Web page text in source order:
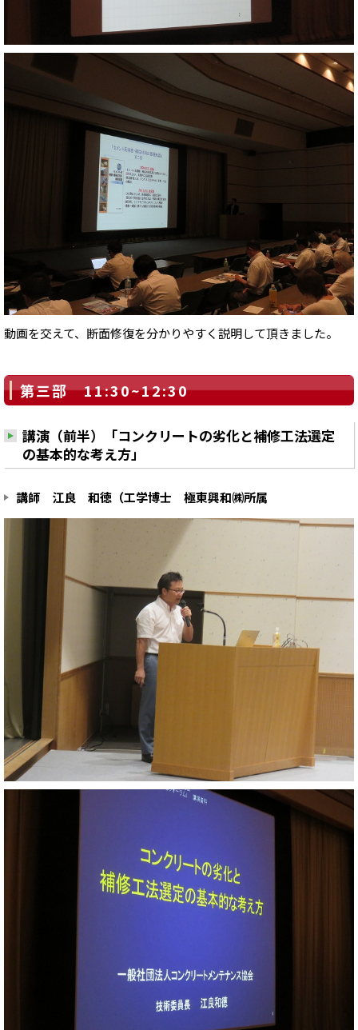
動画を交えて、断面修復を分かりやすく説明して頂きました。
第三部 11:30~12:30
講演（前半）「コンクリートの劣化と補修工法選定
の基本的な考え方」
講師 江良 和徳（工学博士 極東興和㈱所属